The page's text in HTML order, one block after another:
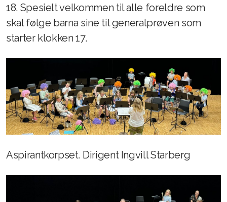
18. Spesielt velkommen til alle foreldre som
skal følge barna sine til generalprøven som
starter klokken 17.
Aspirantkorpset. Dirigent Ingvill Starberg